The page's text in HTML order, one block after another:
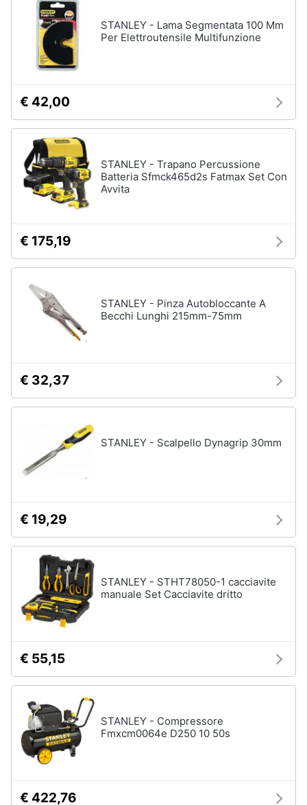
STANLEY - Lama Segmentata 100 Mm
Per Elettroutensile Multifunzione
€ 42,00
STANLEY - Trapano Percussione
Batteria Sfmck465d2s Fatmax Set Con
Avvita
€ 175,19
STANLEY - Pinza Autobloccante A
Becchi Lunghi 215mm-75mm
€ 32,37
STANLEY - Scalpello Dynagrip 30mm
€ 19,29
STANLEY - STHT78050-1 cacciavite
manuale Set Cacciavite dritto
€ 55,15
STANLEY - Compressore
Fmxcm0064e D250 10 50s
€ 422,76